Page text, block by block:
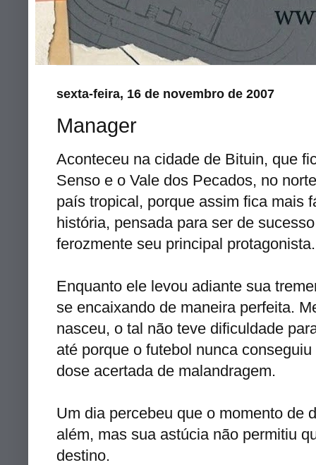
sexta-feira, 16 de novembro de 2007
Manager
Aconteceu na cidade de Bituin, que
Senso e o Vale dos Pecados, no
país tropical, porque assim fica mais
história, pensada para ser de
ferozmente seu principal protagonista.
Enquanto ele levou adiante sua
se encaixando de maneira perfeita.
nasceu, o tal não teve dificuldade
até porque o futebol nunca
dose acertada de malandragem.
Um dia percebeu que o momento de
além, mas sua astúcia não permitiu
destino.